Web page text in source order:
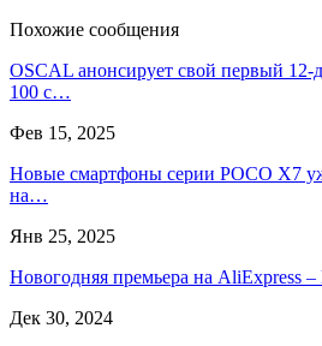
Похожие сообщения
OSCAL анонсирует свой первый
100 с…
Фев 15, 2025
Новые смартфоны серии POCO X7
на…
Янв 25, 2025
Новогодняя премьера на AliExpress
Дек 30, 2024